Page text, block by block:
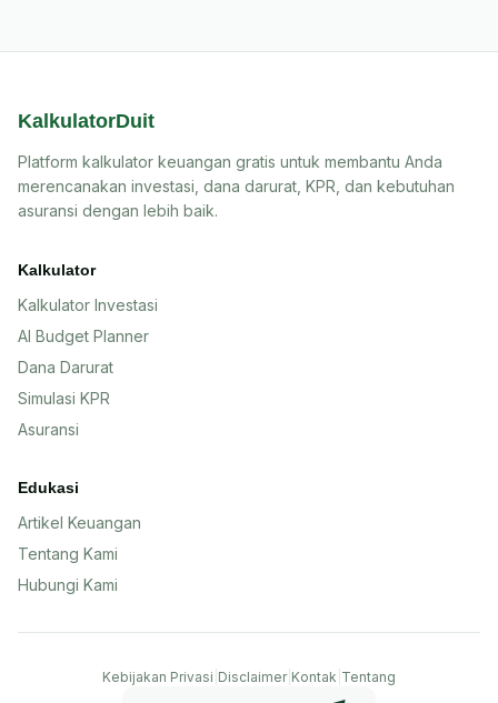
KalkulatorDuit
Platform kalkulator keuangan gratis untuk membantu Anda
merencanakan investasi, dana darurat, KPR, dan kebutuhan
asuransi dengan lebih baik.
Kalkulator
Kalkulator Investasi
AI Budget Planner
Dana Darurat
Simulasi KPR
Asuransi
Edukasi
Artikel Keuangan
Tentang Kami
Hubungi Kami
Kebijakan Privasi Disclaimer| Kontak Tentang